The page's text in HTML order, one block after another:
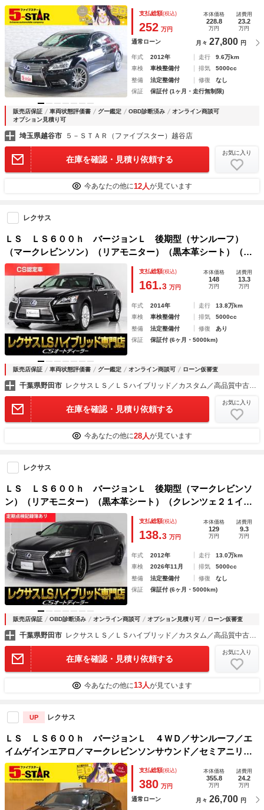
チレーション／クルコン／クリアランスソナー／オートマチッ
クハイビーム／ステアリングヒーター／１００Ｖ電源／パワー
支払総額(税込)
252 万円
本体価格
228.8
万円
諸費用
23.2
万円
通常ローン 月々 27,800 円
年式 2012年 走行
9.6万km
車検
車検整備付 排気
5000cc
整備
法定整備付 修復
なし
保証
保証付 (1ヶ月・走行無制限)
販売店保証 車両状態評価書 グー鑑定 OBD診断済み
オンライン商談可
オプション見積り可
埼玉県越谷市 ５－ＳＴＡＲ（ファイブスター）越谷店
在庫を確認・見積り依頼する
お気に入り
今あなたの他に12人が見ています
レクサス
ＬＳ ＬＳ６００ｈ バージョンＬ 後期型（サンルーフ）
（マークレビンソン）（リアモニター）（黒本革シート）（衝
突軽減ブレーキ）レーダークルーズ ＬＥＤヘッドライト ４
ＷＤ ＢＳＭ パワートランク オプション１９インチアルミ
ホイール
支払総額(税込)
161.3 万円
本体価格
148
万円
諸費用
13.3
万円
年式 2014年 走行
13.8万km
車検
車検整備付 排気
5000cc
整備
法定整備付 修復
あり
保証
保証付 (6ヶ月・5000km)
販売店保証 車両状態評価書 グー鑑定 オンライン商談可 ローン仮審査
千葉県野田市 レクサスＬＳ／ＬＳハイブリッド／カスタム／高品質中古車専門店 ＣＳオートディーラー千葉柏インター店
在庫を確認・見積り依頼する
お気に入り
今あなたの他に28人が見ています
レクサス
ＬＳ ＬＳ６００ｈ バージョンＬ 後期型（マークレビンソ
ン）（リアモニター）（黒本革シート）（クレンツェ２１イン
チアルミ）（記録簿１６枚）衝突軽減ブレーキ レーダークル
ーズ ＢＳＭ ４ＷＤ ＬＥＤヘッドライト アダプティブハ
イビーム
支払総額(税込)
138.3 万円
本体価格
129
万円
諸費用
9.3
万円
年式 2012年 走行
13.0万km
車検
2026年11月 排気
5000cc
整備
法定整備付 修復
なし
保証
保証付 (6ヶ月・5000km)
販売店保証 OBD診断済み オンライン商談可 オプション見積り可 ローン仮審査
千葉県野田市 レクサスＬＳ／ＬＳハイブリッド／カスタム／高品質中古車専門店 ＣＳオートディーラー千葉柏インター店
在庫を確認・見積り依頼する
お気に入り
今あなたの他に13人が見ています
UP レクサス
ＬＳ ＬＳ６００ｈ バージョンＬ ４ＷＤ／サンルーフ／エ
イムゲインエアロ／マークレビンソンサウンド／セミアニリン
本革電動シート／シートベンチレーション／レーダークルコン
／クリアランスソナー／アダプティブハイビーム／１００Ｖ電
支払総額(税込)
380 万円
本体価格
355.8
万円
諸費用
24.2
万円
通常ローン 月々 26,700 円